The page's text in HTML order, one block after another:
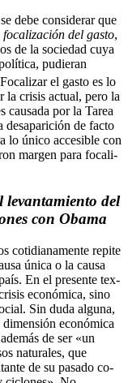
debe considerar que
focalización del gasto,
de la sociedad cuya
pudieran
Focalizar el gasto es lo
la crisis actual, pero la
causada por la Tarea
desaparición de facto
lo único accesible con
margen para focali­
levantamiento del
con Obama
cotidianamente repite
única o la causa
En el presente tex­
económica, sino
Sin duda alguna,
económica
de ser «un
naturales, que
de su pasado co­